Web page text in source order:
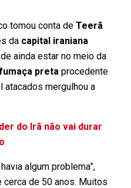
tomou conta de Teerã
da capital iraniana
ainda estar no meio da
preta procedente
mergulhou a
do Irã não vai durar
algum problema”,
de 50 anos. Muitos